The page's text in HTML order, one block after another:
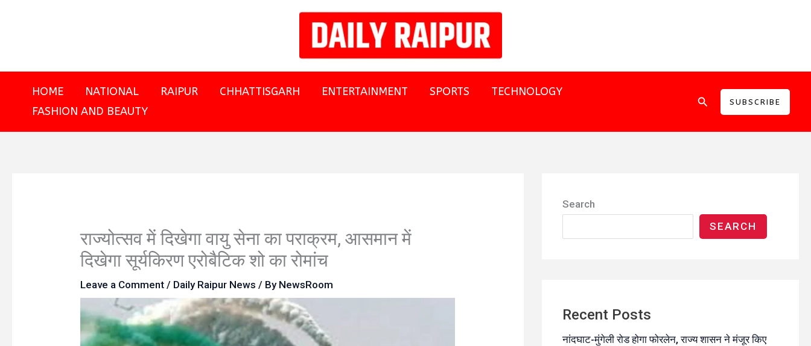
HOME NATIONAL RAIPUR CHHATTISGARH ENTERTAINMENT SPORTS
TECHNOLOGY
FASHION AND BEAUTY
SearchSUBSCRIBE
राज्योत्सव में दिखेगा वायु सेना का पराक्रम, आसमान में
दिखेगा सूर्यकिरण एरोबैटिक शो का रोमांच
Leave a Comment / Daily Raipur News / By NewsRoom
Search
SEARCH
Recent Posts
नांदघाट-मुंगेली रोड होगा फोरलेन, राज्य शासन ने मंजूर किए